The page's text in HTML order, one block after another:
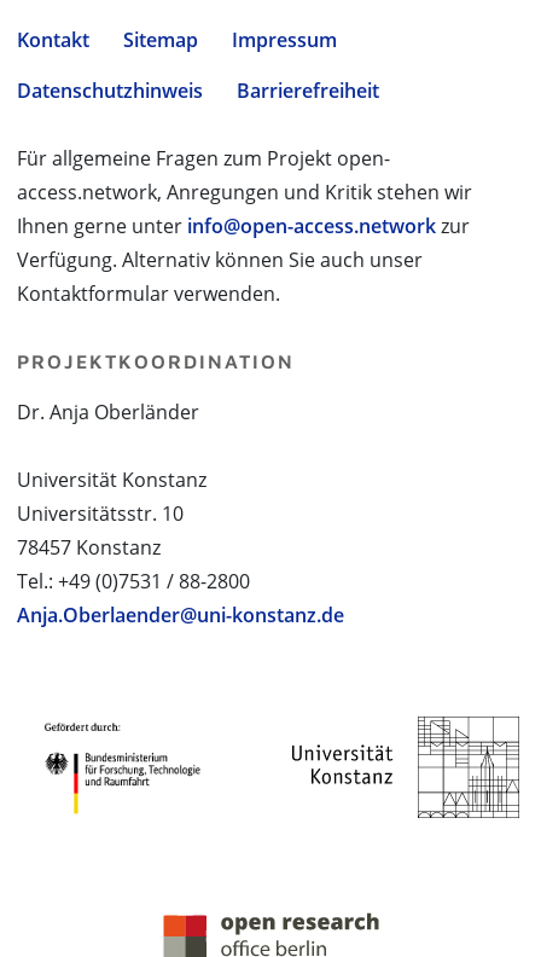
Kontakt Sitemap
Impressum
Datenschutzhinweis
Barrierefreiheit
Für allgemeine Fragen zum Projekt open-
access.network, Anregungen und Kritik stehen wir
Ihnen gerne unter info@open-access.networkzur
Verfügung. Alternativ können Sie auch unser
Kontaktformular verwenden.
PROJEKTKOORDINATION
Dr. Anja Oberländer
Universität Konstanz
Universitätsstr. 10
78457 Konstanz
Tel.: +49 (0)7531 / 88-2800
Anja.Oberlaender@uni-konstanz.de